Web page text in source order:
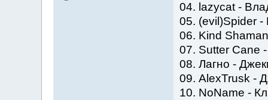
04.
05.
06. Kind
07. Sutter
08.
09.
10.